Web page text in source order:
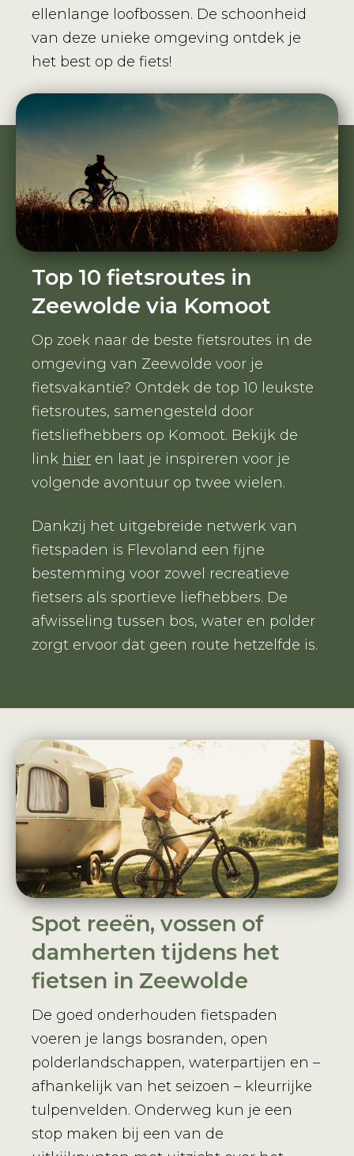
ellenlange loofbossen. De schoonheid
van deze unieke omgeving ontdek je
het best op de fiets!
Top 10 fietsroutes in
Zeewolde via Komoot
Op zoek naar de beste fietsroutes in de
omgeving van Zeewolde voor je
fietsvakantie? Ontdek de top 10 leukste
fietsroutes, samengesteld door
fietsliefhebbers op Komoot. Bekijk de
link hier en laat je inspireren voor je
volgende avontuur op twee wielen.
Dankzij het uitgebreide netwerk van
fietspaden is Flevoland een fijne
bestemming voor zowel recreatieve
fietsers als sportieve liefhebbers. De
afwisseling tussen bos, water en polder
zorgt ervoor dat geen route hetzelfde is.
Spot reeën, vossen of
damherten tijdens het
fietsen in Zeewolde
De goed onderhouden fietspaden
voeren je langs bosranden, open
polderlandschappen, waterpartijen en –
afhankelijk van het seizoen – kleurrijke
tulpenvelden. Onderweg kun je een
stop maken bij een van de